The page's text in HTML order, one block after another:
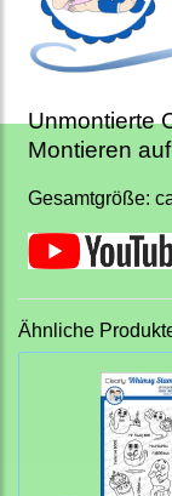
Unmontierte
Montieren
Gesamtgröße:
Ähnliche